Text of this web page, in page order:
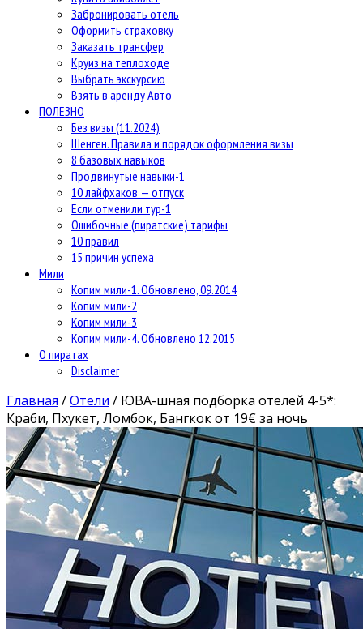
Забронировать отель
Оформить страховку
Заказать трансфер
Круиз на теплоходе
Выбрать экскурсию
Взять в аренду Авто
ПОЛЕЗНО
Без визы (11.2024)
Шенген. Правила и порядок оформления визы
8 базовых навыков
Продвинутые навыки-1
10 лайфхаков — отпуск
Если отменили тур-1
Ошибочные (пиратские) тарифы
10 правил
15 причин успеха
Мили
Копим мили-1. Обновлено, 09.2014
Копим мили-2
Копим мили-3
Копим мили-4. Обновлено 12.2015
О пиратах
Disclaimer
Главная /Отели / ЮВА-шная подборка отелей 4-5*:
Краби, Пхукет, Ломбок, Бангкок от 19€ за ночь